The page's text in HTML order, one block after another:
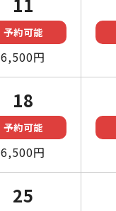
予約可能
6,500円
18
予約可能
6,500円
25